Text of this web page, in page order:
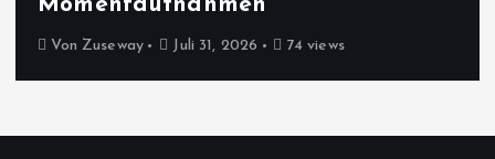
Von Zuseway Juli 31, 2026 74 views